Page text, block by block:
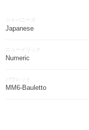
MM6 Maison Margiela
ファッション雑貨・小物(241)
MM6 Maison Margiela
MM6 Maison Margiela
その他ファッション(43)
ジャパニーズ
Japanese
ニューメリック
Numeric
バウレット
MM6-Bauletto